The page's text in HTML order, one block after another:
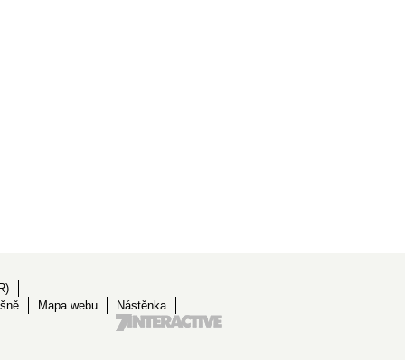
Mapa webu Nástěnka